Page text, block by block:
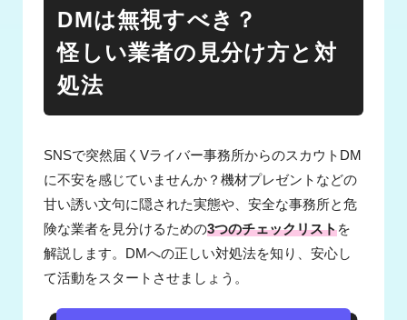
DMは無視すべき？
怪しい業者の見分け方と対
処法
SNSで突然届くVライバー事務所からのスカウトDM
に不安を感じていませんか？機材プレゼントなどの
甘い誘い文句に隠された実態や、安全な事務所と危
険な業者を見分けるための3つのチェックリストを
解説します。DMへの正しい対処法を知り、安心し
て活動をスタートさせましょう。